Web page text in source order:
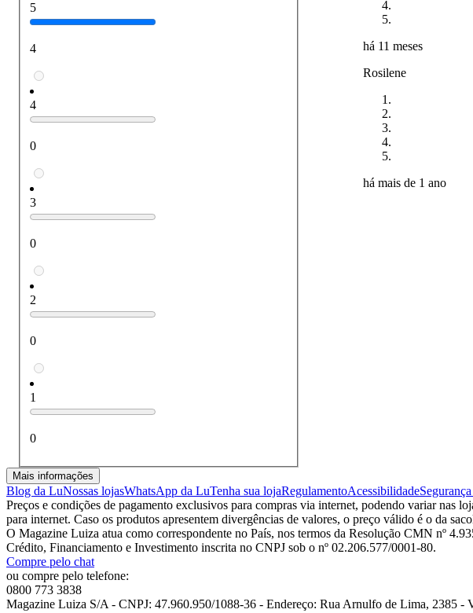
5
4
4
0
3
0
2
0
1
0
há 11 meses
Rosilene
há mais de 1 ano
Mais informações
Blog da LuNossas lojasWhatsApp da LuTenha sua lojaRegulamentoAcessibilidade
Preços e condições de pagamento exclusivos para compras via internet, podendo variar nas
para internet. Caso os produtos apresentem divergências de valores, o preço válido é o da
O Magazine Luiza atua como correspondente no País, nos termos da Resolução CMN nº
Crédito, Financiamento e Investimento inscrita no CNPJ sob o nº 02.206.577/0001-80.
Compre pelo chat
ou compre pelo telefone:
0800 773 3838
Magazine Luiza S/A - CNPJ: 47.960.950/1088-36 - Endereço: Rua Arnulfo de Lima, 2385 -